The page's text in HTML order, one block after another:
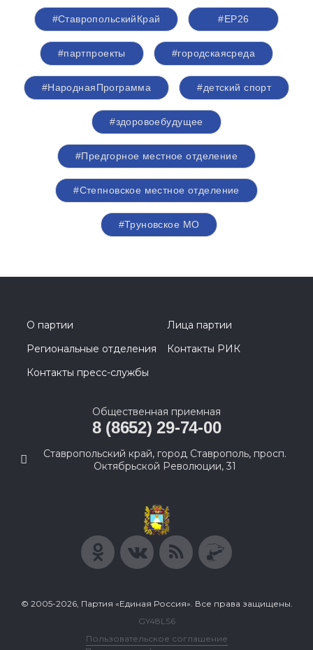
#СтавропольскийКрай #ЕР26
#партпроекты #городскаясреда
#НароднаяПрограмма #детский спорт
#здоровоебудущее
#Предгорное местное отделение
#Степновское местное отделение
#Труновское МО
О партии
Лица партии
Региональные отделения
Контакты РИК
Контакты пресс-службы
Общественная приемная
8 (8652) 29-74-00
Ставропольский край, город Ставрополь, просп.
Октябрьской Революции, 31
© 2005-2026, Партия «Единая Россия». Все права защищены.
GY48LS6
Пользовательское соглашение